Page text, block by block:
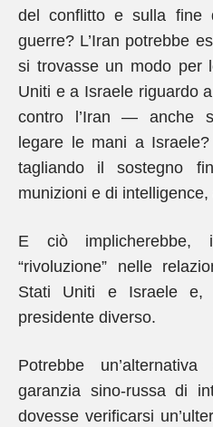
del conflitto e sulla fine
guerre? L’Iran potrebbe
si trovasse un modo per
Uniti e a Israele riguardo
contro l’Iran — anche
legare le mani a
tagliando il sostegno
munizioni e di intelligence,
E ciò
“rivoluzione” nelle
Stati Uniti e Israele e,
presidente diverso.
Potrebbe
garanzia sino-russa di
dovesse verificarsi